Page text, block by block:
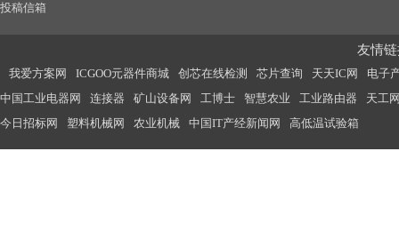
投稿信箱
友情
我爱方案网 ICGOO元器件商城 创芯在线检测 芯片查询 天天IC网
电子
中国工业电器网
连接器 矿山设备网 工博士 智慧农业 工业路由器
天工
今日招标网
塑料机械网 农业机械 中国IT产经新闻网 高低温试验箱